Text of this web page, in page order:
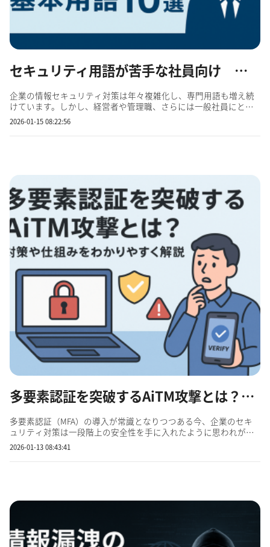
セキュリティ用語が苦手な社員向け 経営者が知るべきITセキュリティの基本用語10選
企業の情報セキュリティ対策は年々複雑化し、専門用語も増え続
けています。しかし、経営者や管理職、さらには一般社員にとっ
て「セキュリティ用語が難しすぎて理解できない」「担当者の説
明が専門用語だらけで話が噛み合わない」という声は珍しくあり
2026-01-15 08:22:56
多要素認証を突破するAiTM攻撃とは？対策や仕組みをわかりやすく解説
多要素認証（MFA）の導入が常識となりつつある今、企業のセキ
ュリティ対策は一段階上の安全性を手に入れたように思われがち
です。しかし、こうした安心の前提を根底から覆す新たな攻撃手
法が、広がり始めています。それがAiTM（Adversary-in-the-
2026-01-13 08:43:41